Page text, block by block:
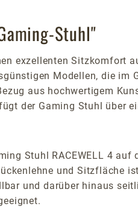
Stuhl"
exzellenten Sitzkomfort
Modellen, die
aus hochwertigem
der Gaming Stuhl über
Stuhl RACEWELL 4
und Sitzfläche
und darüber hinaus